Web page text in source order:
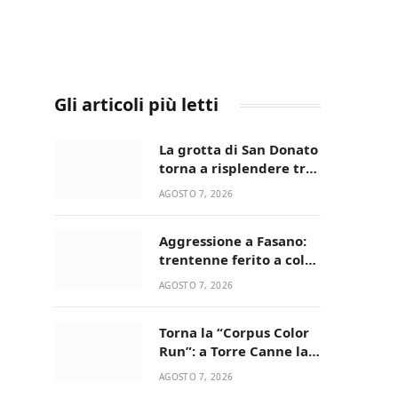
Gli articoli più letti
La grotta di San Donato
torna a risplendere tra
fede, natura e
AGOSTO 7, 2026
Aggressione a Fasano:
trentenne ferito a colpi
di pistola in casa
AGOSTO 7, 2026
Torna la “Corpus Color
Run”: a Torre Canne la
corsa più allegra e
AGOSTO 7, 2026